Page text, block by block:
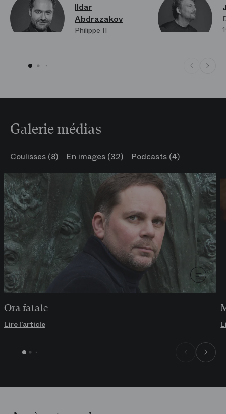
Ildar
Abdrazakov
Philippe II
Galerie médias
Coulisses (8) En images (32) Podcasts (4)
Ora fatale
Lire l’article